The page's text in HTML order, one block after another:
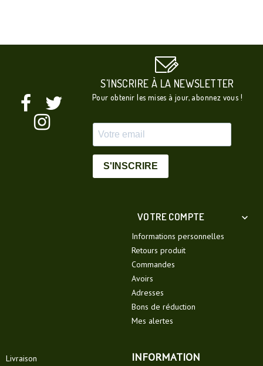
S'INSCRIRE À LA NEWSLETTER
Pour obtenir les mises à jour, abonnez vous !
S'INSCRIRE
VOTRE COMPTE 
Informations personnelles
Retours produit
Commandes
Avoirs
Adresses
Bons de réduction
Mes alertes
Livraison INFORMATION